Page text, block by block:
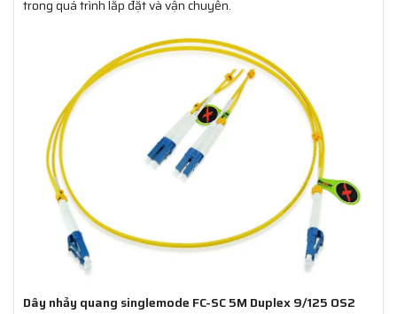
trong quá trình lắp đặt và vận chuyển.
Dây nhảy quang singlemode FC-SC 5M Duplex 9/125 OS2